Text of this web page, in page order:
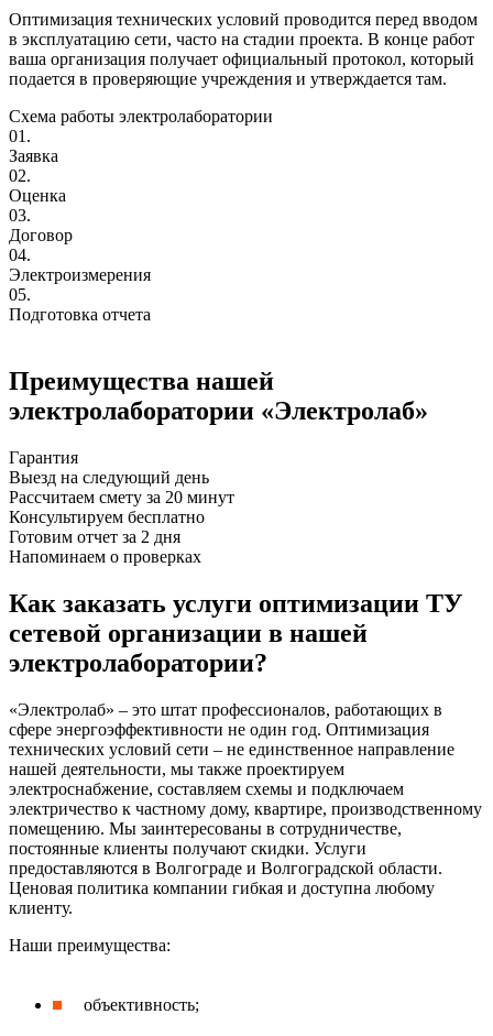
Оптимизация технических условий проводится перед вводом
в эксплуатацию сети, часто на стадии проекта. В конце работ
ваша организация получает официальный протокол, который
подается в проверяющие учреждения и утверждается там.
Схема работы электролаборатории
01.
Заявка
02.
Оценка
03.
Договор
04.
Электроизмерения
05.
Подготовка отчета
Преимущества нашей
электролаборатории «Электролаб»
Гарантия
Выезд на следующий день
Рассчитаем смету за 20 минут
Консультируем бесплатно
Готовим отчет за 2 дня
Напоминаем о проверках
Как заказать услуги оптимизации ТУ
сетевой организации в нашей
электролаборатории?
«Электролаб» – это штат профессионалов, работающих в
сфере энергоэффективности не один год. Оптимизация
технических условий сети – не единственное направление
нашей деятельности, мы также проектируем
электроснабжение, составляем схемы и подключаем
электричество к частному дому, квартире, производственному
помещению. Мы заинтересованы в сотрудничестве,
постоянные клиенты получают скидки. Услуги
предоставляются в Волгограде и Волгоградской области.
Ценовая политика компании гибкая и доступна любому
клиенту.
Наши преимущества:
объективность;